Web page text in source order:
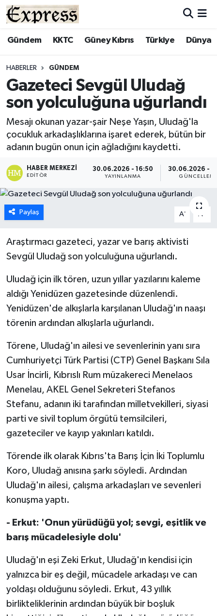
Gündem KKTC Güney Kıbrıs Türkiye Dünya
HABERLER GÜNDEM
Gazeteci Sevgül Uludağ
son yolculuğuna uğurlandı
Mesajı okunan yazar-şair Neşe Yaşın, Uludağ'la
çocukluk arkadaşlıklarına işaret ederek, bütün bir
adanın bugün onun için ağladığını kaydetti.
HABER MERKEZI
EDITÖR
30.06.2026 - 16:50
YAYINLANMA
30.06.2026 -
Paylaş A- A
Araştırmacı gazeteci, yazar ve barış aktivisti
Sevgül Uludağ son yolculuğuna uğurlandı.
Uludağ için ilk tören, uzun yıllar yazılarını kaleme
aldığı Yenidüzen gazetesinde düzenlendi.
Yenidüzen'de alkışlarla karşılanan Uludağ'ın naaşı
törenin ardından alkışlarla uğurlandı.
Törene, Uludağ'ın ailesi ve sevenlerinin yanı sıra
Cumhuriyetçi Türk Partisi (CTP) Genel Başkanı Sıla
Usar İncirli, Kıbrıslı Rum müzakereci Menelaos
Menelau, AKEL Genel Sekreteri Stefanos
Stefanu, adanın iki tarafından milletvekilleri, siyasi
parti ve sivil toplum örgütü temsilcileri,
gazeteciler ve kayıp yakınları katıldı.
Törende ilk olarak Kıbrıs'ta Barış İçin İki Toplumlu
Koro, Uludağ anısına şarkı söyledi. Ardından
Uludağ'ın ailesi, çalışma arkadaşları ve sevenleri
konuşma yaptı.
- Erkut: 'Onun yürüdüğü yol; sevgi, eşitlik ve
barış mücadelesiyle dolu'
Uludağ'ın eşi Zeki Erkut, Uludağ'ın kendisi için
yalnızca bir eş değil, mücadele arkadaşı ve can
yoldaşı olduğunu söyledi. Erkut, 43 yıllık
birlikteliklerinin ardından büyük bir boşluk
ALAYKÖY
BİLİM
ÇATALKÖY
DÜNYA
ENGLISH
GAZİMAĞUSA
GİRNE
GÜNDEM
İÇ HABERLER
LAPTA
LEFKOŞA
MAGAZİN
Nöbetçi Eczaneler
ÖZEL HABER
SAĞLIK
SİYASET
TATLISU
Hava Durumu
Süper Lig Puan Durumu ve Fikstür
Tüm Manşetler
Son Dakika Haberleri